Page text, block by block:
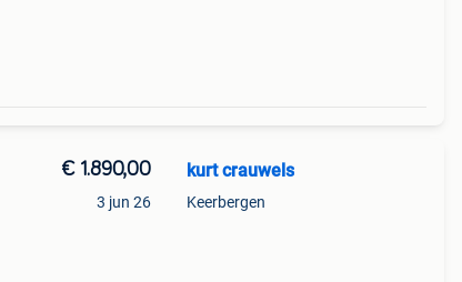
€ 1.890,00
3 jun 26
kurt crauwels
Keerbergen